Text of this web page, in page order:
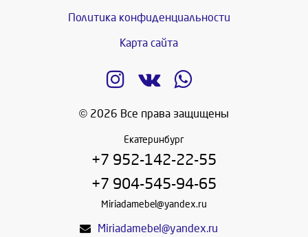
Политика конфиденциальности
Карта сайта
© 2026 Все права защищены
Екатеринбург
+7 952-142-22-55
+7 904-545-94-65
Miriadamebel@yandex.ru
Miriadamebel@yandex.ru